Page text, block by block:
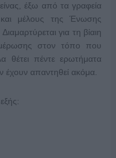
έξω από τα γραφεία
μέλους της Ένωσης
για τη βίαιη
στον τόπο που
θέτει πέντε ερωτήματα
απαντηθεί ακόμα.